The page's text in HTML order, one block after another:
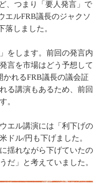
、つまり「要人発言」で
エルFRB議長のジャクソ
落しました。
をします。前回の発言内
言を市場はどう予想して
れるFRB議長の議会証
る講演もあるため、前回
。
エル講演には「利下げの
ドル/円も下げました。
揺れながら下げていたの
だ」と考えていました。